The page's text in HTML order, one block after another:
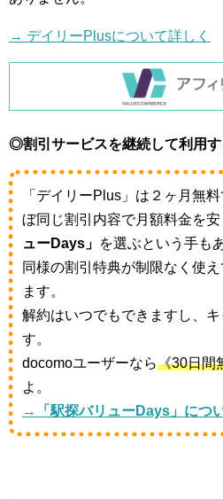
→ デイリーPlusについて詳しく
◎割引サービスを継続して利用す
「デイリーPlus」は２ヶ月無
ぼ同じ割引内容で月額料金を
ューDays」 を選ぶという手も
同様の割引特典が制限なく使え
ます。
解約はいつでもできますし、
す。
docomoユーザーなら《30日間
よ。
→「駅探バリューDays」につ